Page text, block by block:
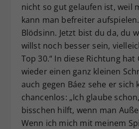
nicht so gut gelaufen ist, weil
kann man befreiter
Blödsinn. Jetzt bist du da, du
willst noch besser sein,
Top 30.“ In diese Richtung
wieder einen ganz kleinen
auch gegen Báez sehe er sich
chancenlos: „Ich glaube
bisschen hilft, wenn man
Wenn ich mich mit meinem